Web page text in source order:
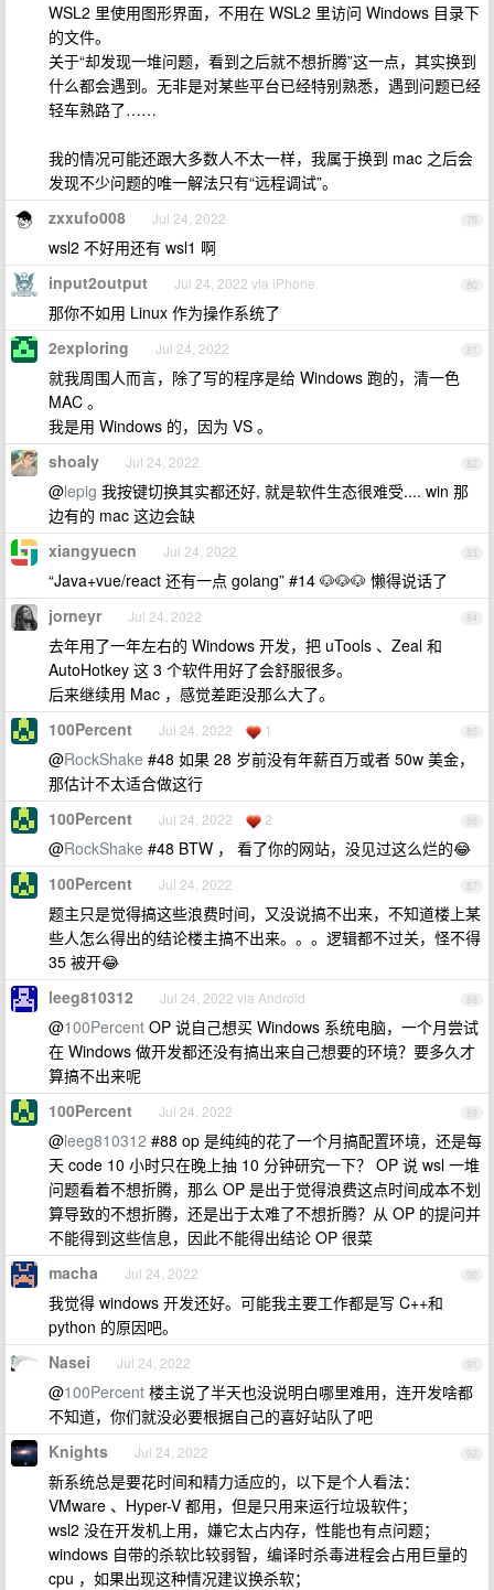
WSL2 里使用图形界面，不用在 WSL2 里访问 Windows 目录下
的文件。
关于“却发现一堆问题，看到之后就不想折腾”这一点，其实换到
什么都会遇到。无非是对某些平台已经特别熟悉，遇到问题已经
轻车熟路了……
我的情况可能还跟大多数人不太一样，我属于换到 mac 之后会
发现不少问题的唯一解法只有“远程调试”。
79
zxxufo008 Jul 24, 2022
wsl2 不好用还有 wsl1 啊
80
input2output Jul 24, 2022 via iPhone
那你不如用 Linux 作为操作系统了
81
2exploring Jul 24, 2022
就我周围人而言，除了写的程序是给 Windows 跑的，清一色
MAC 。
我是用 Windows 的，因为 VS 。
82
shoaly Jul 24, 2022
@lepig 我按键切换其实都还好, 就是软件生态很难受.... win 那
边有的 mac 这边会缺
83
xiangyuecn Jul 24, 2022
“Java+vue/react 还有一点 golang” #14 🐶🐶🐶 懒得说话了
84
jorneyr Jul 24, 2022
去年用了一年左右的 Windows 开发，把 uTools 、Zeal 和
AutoHotkey 这 3 个软件用好了会舒服很多。
后来继续用 Mac ，感觉差距没那么大了。
85
100Percent Jul 24, 2022 1
@RockShake #48 如果 28 岁前没有年薪百万或者 50w 美金，
那估计不太适合做这行
86
100Percent Jul 24, 2022 2
@RockShake #48 BTW ， 看了你的网站，没见过这么烂的😂
87
100Percent Jul 24, 2022
题主只是觉得搞这些浪费时间，又没说搞不出来，不知道楼上某
些人怎么得出的结论楼主搞不出来。。。逻辑都不过关，怪不得
35 被开😂
88
leeg810312 Jul 24, 2022 via Android
@100Percent OP 说自己想买 Windows 系统电脑，一个月尝试
在 Windows 做开发都还没有搞出来自己想要的环境？要多久才
算搞不出来呢
89
100Percent Jul 24, 2022
@leeg810312 #88 op 是纯纯的花了一个月搞配置环境，还是每
天 code 10 小时只在晚上抽 10 分钟研究一下？ OP 说 wsl 一堆
问题看着不想折腾，那么 OP 是出于觉得浪费这点时间成本不划
算导致的不想折腾，还是出于太难了不想折腾？从 OP 的提问并
不能得到这些信息，因此不能得出结论 OP 很菜
90
macha Jul 24, 2022
我觉得 windows 开发还好。可能我主要工作都是写 C++和
python 的原因吧。
91
Nasei Jul 24, 2022
@100Percent 楼主说了半天也没说明白哪里难用，连开发啥都
不知道，你们就没必要根据自己的喜好站队了吧
92
Knights Jul 24, 2022
新系统总是要花时间和精力适应的，以下是个人看法：
VMware 、Hyper-V 都用，但是只用来运行垃圾软件；
wsl2 没在开发机上用，嫌它太占内存，性能也有点问题；
windows 自带的杀软比较弱智，编译时杀毒进程会占用巨量的
cpu ，如果出现这种情况建议换杀软；